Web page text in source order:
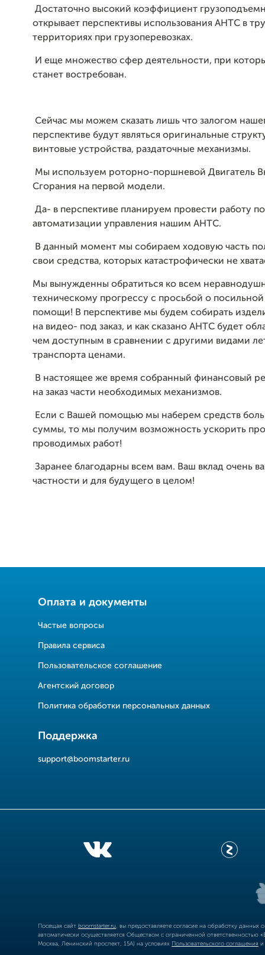
Достаточно высокий коэффициент
открывает перспективы использования АНТС в
территориях при грузоперевозках.
И еще множество сфер деятельности, при
станет востребован.
Сейчас мы можем сказать лишь что залогом
перспективе будут являться оригинальные
винтовые устройства, раздаточные механизмы.
Мы используем роторно-поршневой Двигатель
Сгорания на первой модели.
Да- в перспективе планируем провести работу по
автоматизации управления нашим АНТС.
В данный момент мы собираем ходовую часть
свои средства, которых катастрофически не
Мы вынужденны обратиться ко всем
техническому прогрессу с просьбой о
помощи! В перспективе мы будем собирать
на видео- под заказ, и как сказано АНТС будет
чем доступным в сравнении с другими видами
транспорта ценами.
В настоящее же время собранный финансовый
на заказ части необходимых механизмов.
Если с Вашей помощью мы наберем средств
суммы, то мы получим возможность ускорить
проводимых работ!
Заранее благодарны всем вам. Ваш вклад очень
частности и для будущего в целом!
Оплата и документы
Частые вопросы
Правила сервиса
Пользовательское соглашение
Агентский договор
Политика обработки персональных данных
Поддержка
support@boomstarter.ru
Посещая сайт boomstarter.ru , вы предоставляете согласие на обработку
автоматически осуществляется Обществом с ограниченной
Москва, Ленинский проспект, 15А) на условиях Пользовательского соглашения и